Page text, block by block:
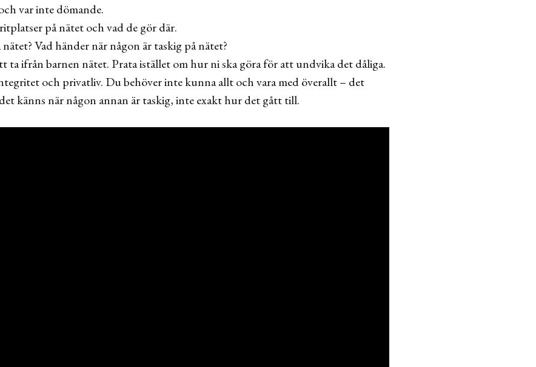
var inte dömande.
på nätet och vad de gör där.
Vad händer när någon är taskig på nätet?
ta ifrån barnen nätet. Prata istället om hur ni ska göra för att undvika det dåliga.
och privatliv. Du behöver inte kunna allt och vara med överallt – det
känns när någon annan är taskig, inte exakt hur det gått till.